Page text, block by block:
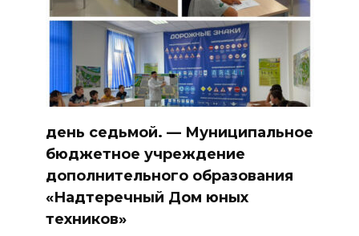
день седьмой. — Муниципальное
бюджетное учреждение
дополнительного образования
«Надтеречный Дом юных
техников»